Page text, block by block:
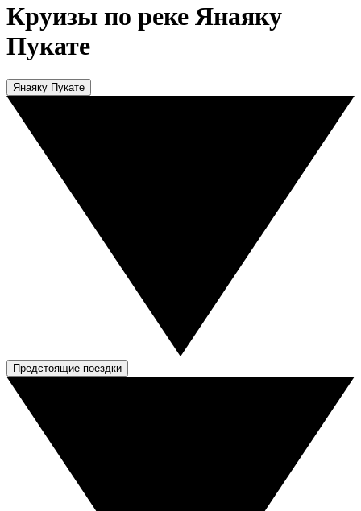
Круизы по реке Янаяку
Пукате
Янаяку Пукате
Предстоящие поездки